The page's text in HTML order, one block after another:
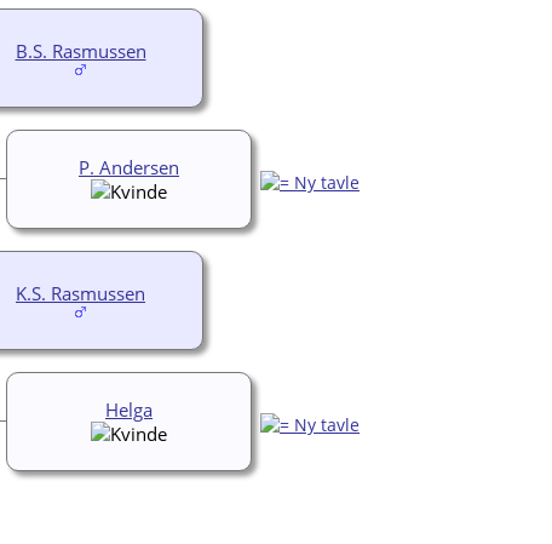
B.S. Rasmussen
P. Andersen
K.S. Rasmussen
Helga